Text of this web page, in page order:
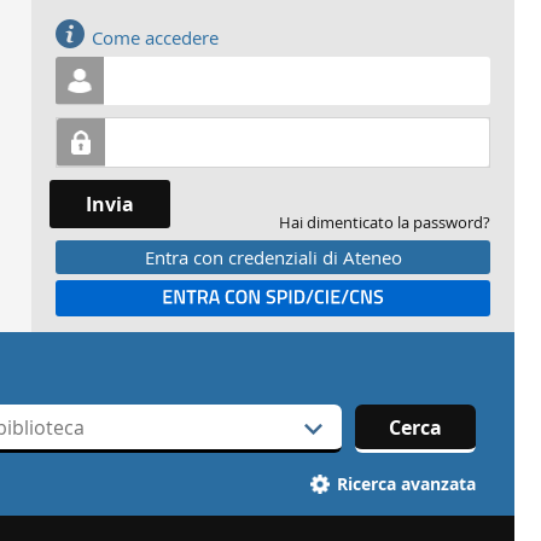
Come accedere
Invia
Hai dimenticato la password?
Entra con credenziali di Ateneo
Entra con SPID
Cerca
Ricerca avanzata